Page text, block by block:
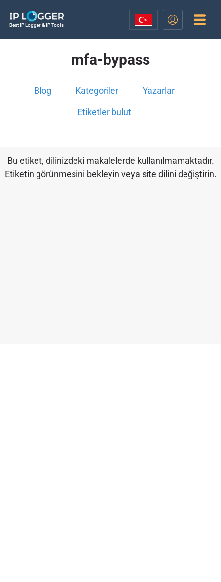
Best IP Logger & IP Tools
mfa-bypass
Blog Kategoriler Yazarlar
Etiketler bulut